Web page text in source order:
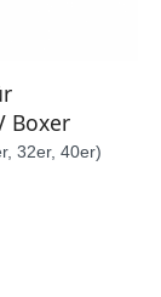
Boxer
32er, 40er)